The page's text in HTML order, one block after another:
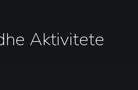
Aktivitete